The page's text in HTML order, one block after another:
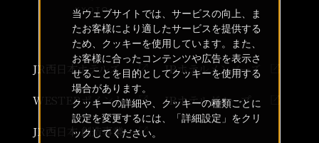
JR西日本ホテルズ
JRホテルメンバーズ
WESTERポイント
JRホテルグループ
JR西日本 創造事業
当ウェブサイトでは、サービスの向上、ま
たお客様により適したサービスを提供する
ため、クッキーを使用しています。また、
お客様に合ったコンテンツや広告を表示さ
せることを目的としてクッキーを使用する
場合があります。
クッキーの詳細や、クッキーの種類ごとに
設定を変更するには、「詳細設定」をクリ
ックしてください。